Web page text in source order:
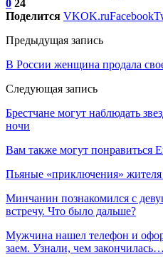
0 24
Поделится VKOK.ruFacebook
Предыдущая запись
В России женщина продала
Следующая запись
Брестчане могут наблюдать
ночи
Вам также могут понравиться
Пьяные «приключения» жителя
Минчанин познакомился с
встречу. Что было дальше?
Мужчина нашел телефон и
заем. Узнали, чем закончилась…